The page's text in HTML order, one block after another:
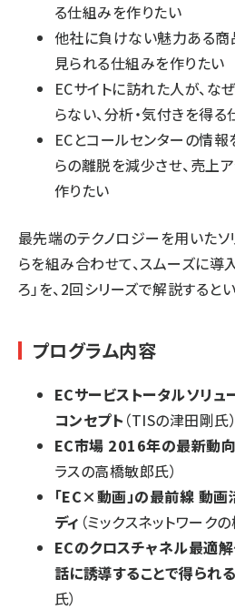
る仕組みを作りたい
他社に負けない魅力ある商
見られる仕組みを作りたい
ECサイトに訪れた人が、
らない、分析・気付きを得
ECとコールセンターの情報
らの離脱を減少させ、売上
作りたい
最先端のテクノロジーを用いたソ
らを組み合わせて、スムーズに導
ろ」を、2回シリーズで解説するとい
プログラム内容
ECサービストータルソリュ
コンセプト（TISの津田剛氏）
EC市場 2016年の最新動
ラスの高橋敏郎氏）
「EC×動画」の最前線 動
ディ （ミックスネットワーク
ECのクロスチャネル最適
話に誘導することで得られ
氏）